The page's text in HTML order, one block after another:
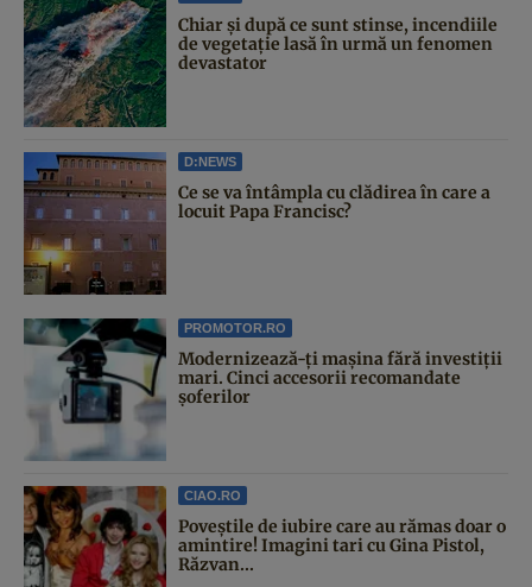
Chiar și după ce sunt stinse, incendiile
de vegetație lasă în urmă un fenomen
devastator
D:NEWS
Ce se va întâmpla cu clădirea în care a
locuit Papa Francisc?
PROMOTOR.RO
Modernizează-ți mașina fără investiții
mari. Cinci accesorii recomandate
șoferilor
CIAO.RO
Poveştile de iubire care au rămas doar o
amintire! Imagini tari cu Gina Pistol,
Răzvan...